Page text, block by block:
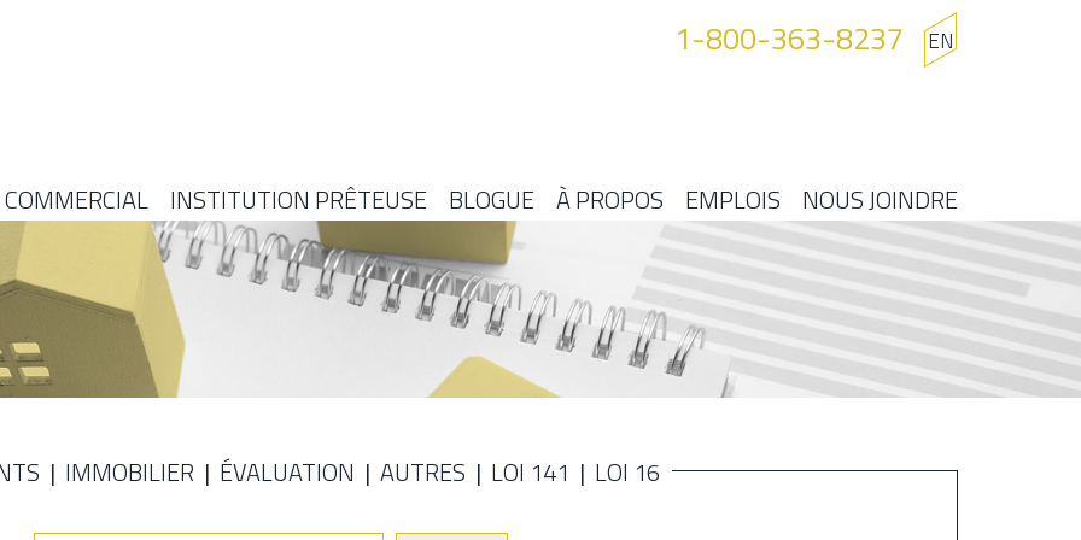
EN
1-800-363-8237
COMMERCIAL INSTITUTION PRÊTEUSE BLOGUE À PROPOS EMPLOIS NOUS JOINDRE
IMMOBILIER ÉVALUATION AUTRES LOI 141 LOI 16